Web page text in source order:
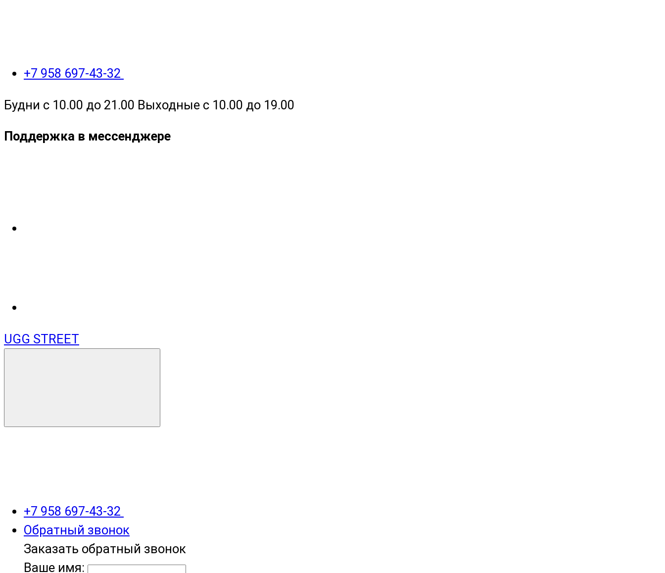
+7 958 697-43-32
Будни с 10.00 до 21.00 Выходные с 10.00 до 19.00
Поддержка в мессенджере
UGG STREET
+7 958 697-43-32
Обратный звонок
Заказать обратный звонок
Ваше имя: